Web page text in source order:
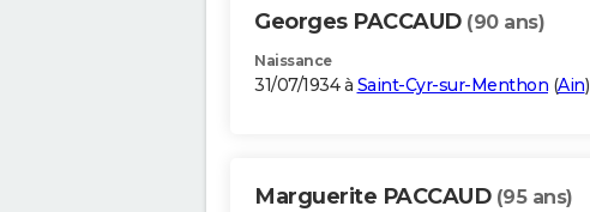
Georges PACCAUD (90 ans)
Naissance
31/07/1934 à Saint-Cyr-sur-Menthon (Ain)
Marguerite PACCAUD (95 ans)